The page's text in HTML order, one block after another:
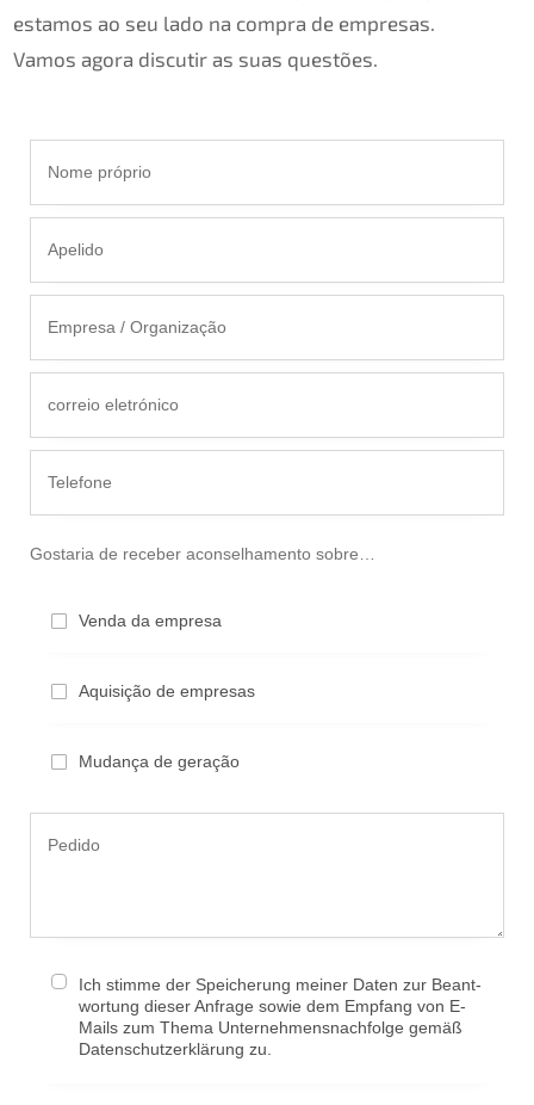
estamos ao seu lado na compra de empre­sas.
Vamos agora discut­ir as suas questões.
Gosta­ria de receber aconsel­ha­men­to sobre…
Venda da empresa
Aquisi­ção de empresas
Mudan­ça de geração
Ich stimme der Speiche­rung meiner Daten zur Beant­
wor­tung dieser Anfra­ge sowie dem Empfang von E-
Mails zum Thema Unternehmens­nachfolge gemäß
Daten­schutz­er­klä­rung zu.